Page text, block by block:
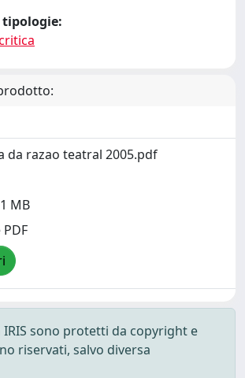
tipologie:
da razao teatral 2005.pdf
MB
sono protetti da copyright e
riservati, salvo diversa